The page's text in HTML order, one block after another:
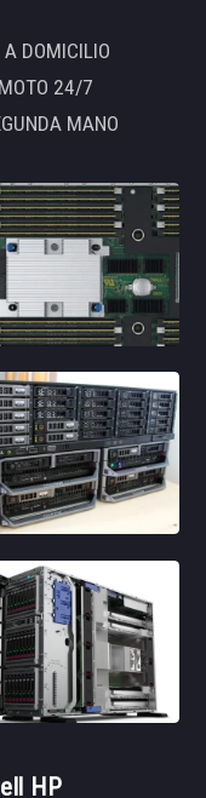
A DOMICILIO
24/7
MANO
HP